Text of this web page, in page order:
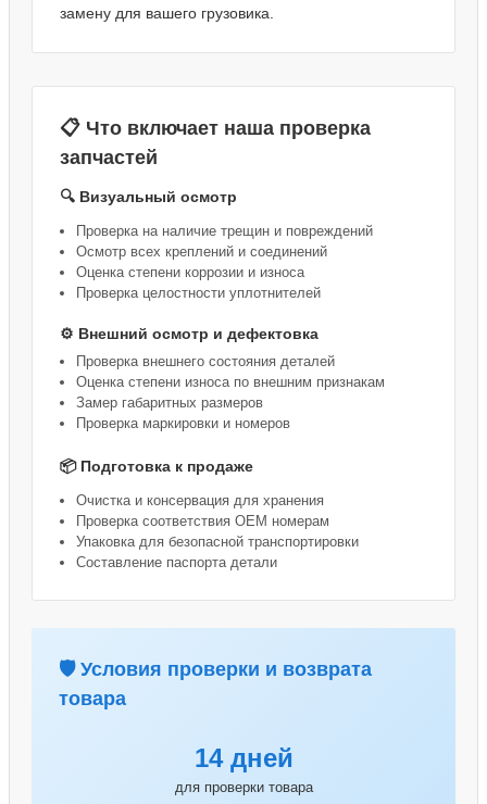
замену для вашего грузовика.
📋 Что включает наша проверка
запчастей
🔍 Визуальный осмотр
Проверка на наличие трещин и повреждений
Осмотр всех креплений и соединений
Оценка степени коррозии и износа
Проверка целостности уплотнителей
⚙️ Внешний осмотр и дефектовка
Проверка внешнего состояния деталей
Оценка степени износа по внешним признакам
Замер габаритных размеров
Проверка маркировки и номеров
📦 Подготовка к продаже
Очистка и консервация для хранения
Проверка соответствия OEM номерам
Упаковка для безопасной транспортировки
Составление паспорта детали
🛡️ Условия проверки и возврата
товара
14 дней
для проверки товара